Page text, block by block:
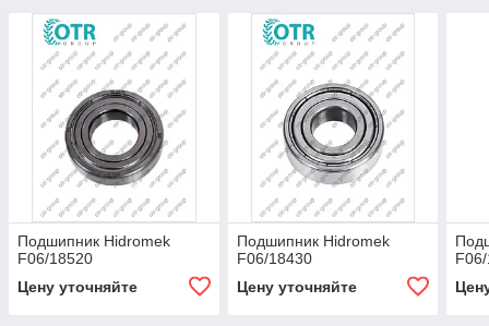
Подшипник Hidromek
F06/18520
Цену уточняйте
Подшипник Hidromek
F06/18430
Цену уточняйте